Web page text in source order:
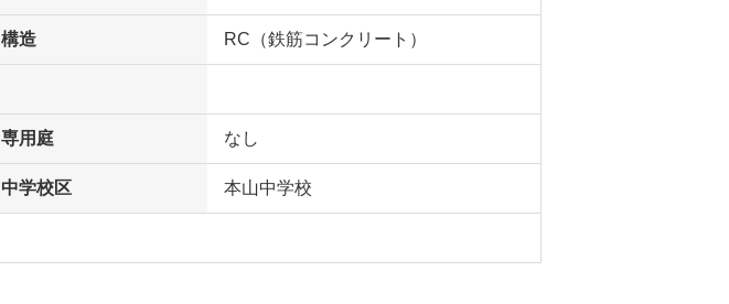
構造 RC（鉄筋コンクリート）
専用庭 なし
中学校区 本山中学校